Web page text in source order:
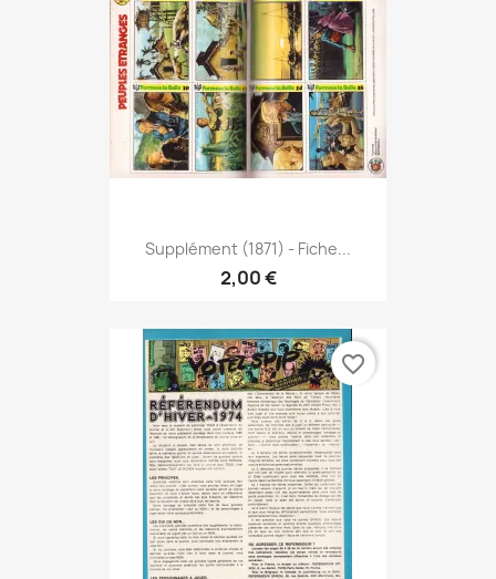
Supplément (1871) - Fiche...
2,00 €
favorite_border